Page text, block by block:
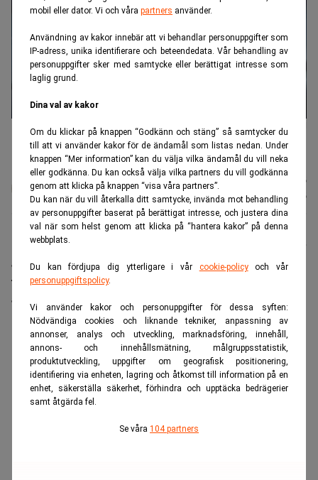
mobil eller dator. Vi och våra partners använder.
Användning av kakor innebär att vi behandlar personuppgifter som
IP-adress, unika identifierare och beteendedata. Vår behandling av
personuppgifter sker med samtycke eller berättigat intresse som
laglig grund.
Dina val av kakor
Om du klickar på knappen “Godkänn och stäng” så samtycker du
till att vi använder kakor för de ändamål som listas nedan. Under
knappen “Mer information” kan du välja vilka ändamål du vill neka
eller godkänna. Du kan också välja vilka partners du vill godkänna
genom att klicka på knappen “visa våra partners”.
Du kan när du vill återkalla ditt samtycke, invända mot behandling
av personuppgifter baserat på berättigat intresse, och justera dina
val när som helst genom att klicka på “hantera kakor” på denna
webbplats.
Du kan fördjupa dig ytterligare i vår cookie-policyoch vår
personuppgiftspolicy.
Vi använder kakor och personuppgifter för dessa syften:
Nödvändiga cookies och liknande tekniker, anpassning av
annonser, analys och utveckling, marknadsföring, innehåll,
annons- och innehållsmätning, målgruppsstatistik,
produktutveckling, uppgifter om geografisk positionering,
identifiering via enheten, lagring och åtkomst till information på en
enhet, säkerställa säkerhet, förhindra och upptäcka bedrägerier
samt åtgärda fel.
Se våra 104 partners
Friedrich Merz, Tysklands förbundkansler, får kritik för sitt motstånd
mot Unicredits växande ägande i Commerzbank.(Foto: Ebrahim
Noroozi/AP/TT)
Karin
Andersen
Publicerad:
16 juli 2026
Uppdaterad:17 juli 2026
UniCredit försöker ta över ta över Commerzbank efter
att ha byggt upp ett ägande på nära 50 procent. Den
tyska regeringenmotsätter sig en försäljning av sin
ägarandel
ANNONS